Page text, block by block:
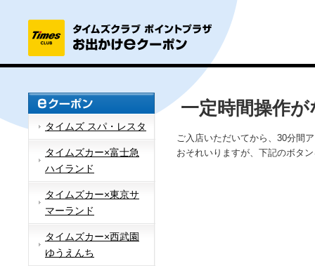
タイムズ スパ・レスタ
タイムズカー×富士急
ハイランド
タイムズカー×東京サ
マーランド
タイムズカー×西武園
ゆうえんち
一定時間操作
ご入店いただいてから、30分間
おそれいりますが、下記のボタ